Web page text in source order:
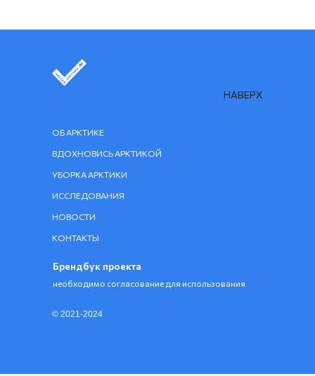
© 2021-2024
НАВЕРХ
ВДОХНОВИСЬ АРКТИКОЙ
ОБ АРКТИКЕ
ИССЛЕДОВАНИЯ
УБОРКА АРКТИКИ
КОНТАКТЫ
НОВОСТИ
Брендбук проекта
необходимо согласование для использования